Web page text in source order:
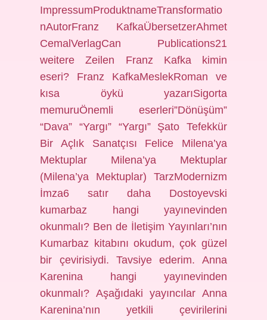
ImpressumProduktnameTransformatio
nAutorFranz KafkaÜbersetzerAhmet
CemalVerlagCan Publications21
weitere Zeilen Franz Kafka kimin
eseri? Franz KafkaMeslekRoman ve
kısa öykü yazarıSigorta
memuruÖnemli eserleri”Dönüşüm”
“Dava” “Yargı” “Yargı” Şato Tefekkür
Bir Açlık Sanatçısı Felice Milena’ya
Mektuplar Milena’ya Mektuplar
(Milena’ya Mektuplar) TarzModernizm
İmza6 satır daha Dostoyevski
kumarbaz hangi yayınevinden
okunmalı? Ben de İletişim Yayınları’nın
Kumarbaz kitabını okudum, çok güzel
bir çevirisiydi. Tavsiye ederim. Anna
Karenina hangi yayınevinden
okunmalı? Aşağıdaki yayıncılar Anna
Karenina’nın yetkili çevirilerini